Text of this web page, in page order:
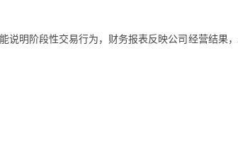
说明阶段性交易行为，财务报表反映公司经营结果